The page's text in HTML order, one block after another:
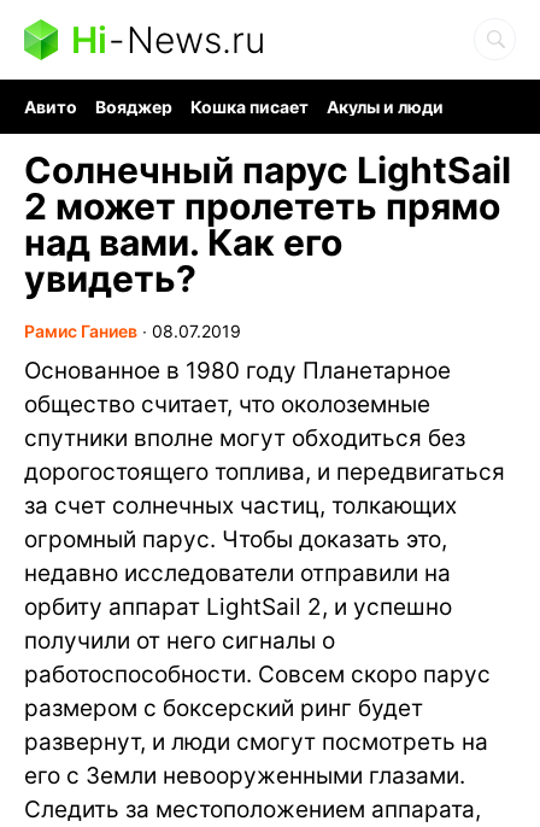
Hi-News.ru
Авито Вояджер Кошка писает
Акулы и люди
Солнечный парус LightSail
2 может пролететь прямо
над вами. Как его
увидеть?
Рамис Ганиев ∙ 08.07.2019
Основанное в 1980 году Планетарное
общество считает, что околоземные
спутники вполне могут обходиться без
дорогостоящего топлива, и передвигаться
за счет солнечных частиц, толкающих
огромный парус. Чтобы доказать это,
недавно исследователи отправили на
орбиту аппарат LightSail 2, и успешно
получили от него сигналы о
работоспособности. Совсем скоро парус
размером с боксерский ринг будет
развернут, и люди смогут посмотреть на
его с Земли невооруженными глазами.
Следить за местоположением аппарата,